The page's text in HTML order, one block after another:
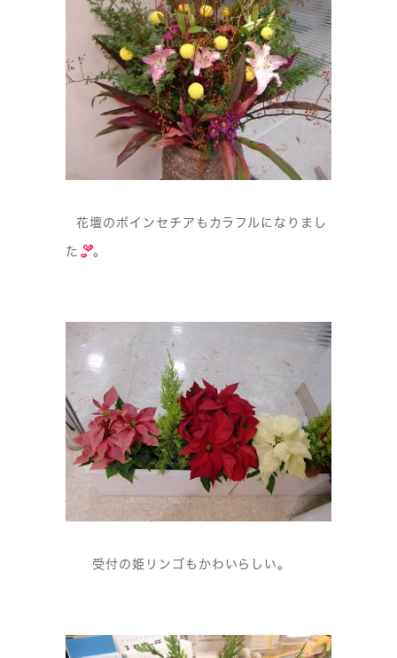
花壇のポインセチアもカラフルになりまし
た 。
受付の姫リンゴもかわいらしい。